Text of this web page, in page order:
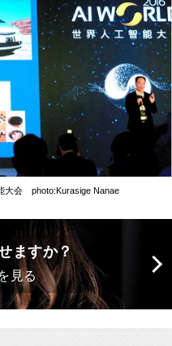
大会 photo:Kurasige Nanae
ますか？
見る